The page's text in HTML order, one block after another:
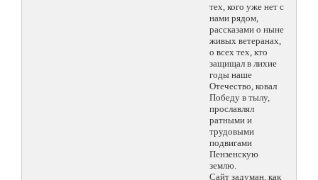
тех, кого уже нет с
нами рядом,
рассказами о ныне
живых ветеранах,
о всех тех, кто
защищал в лихие
годы наше
Отечество, ковал
Победу в тылу,
прославлял
ратными и
трудовыми
подвигами
Пензенскую
землю.
Сайт задуман, как